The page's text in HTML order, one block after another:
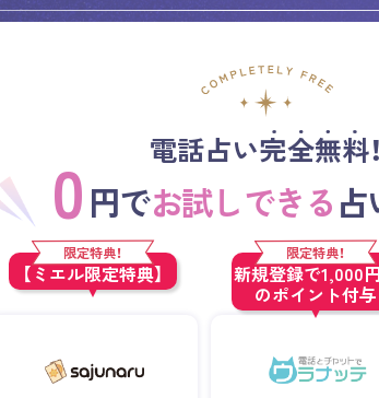
電話占い完全無料！
0 円でお試しできる
限定特典！
【ミエル限定特典】
限定特典！
新規登録で1,000
のポイント付与